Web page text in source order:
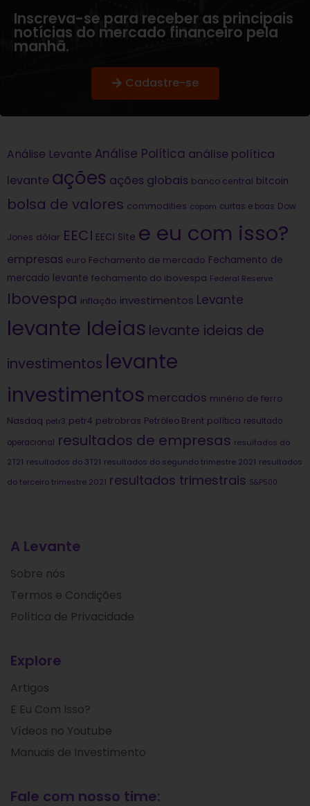
Inscreva-se para receber as principais
notícias do mercado financeiro pela
manhã.
Cadastre-se
Análise Levante Análise Política análise política
levante ações ações globais banco central bitcoin
bolsa de valores commodities copom curtas e boas Dow
Jones dólar EECI EECI Site e eu com isso?
empresas euro Fechamento de mercado Fechamento de
mercado levante fechamento do ibovespa Federal Reserve
Ibovespa inflação investimentos Levante
levante Ideias levante ideias de
investimentos levante
investimentos mercados minério de ferro
Nasdaq petr3 petr4 petrobras Petróleo Brent política resultado
operacional resultados de empresas resultados do
2T21 resultados do 3T21 resultados do segundo trimestre 2021 resultados
do terceiro trimestre 2021 resultados trimestrais S&P500
A Levante
Sobre nós
Termos e Condições
Política de Privacidade
Explore
Artigos
E Eu Com Isso?
Vídeos no Youtube
Manuais de Investimento
Fale com nosso time: